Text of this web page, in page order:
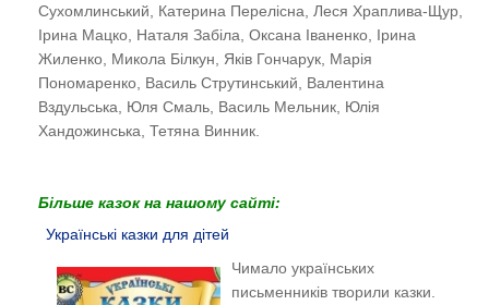
Сухомлинський, Катерина Перелісна, Леся Храплива-Щур,
Ірина Мацко, Наталя Забіла, Оксана Іваненко, Ірина
Жиленко, Микола Білкун, Яків Гончарук, Марія
Пономаренко, Василь Струтинський, Валентина
Вздульська, Юля Смаль, Василь Мельник, Юлія
Хандожинська, Тетяна Винник.
Більше казок на нашому сайті:
Українські казки для дітей
Чимало українських
письменників творили казки.